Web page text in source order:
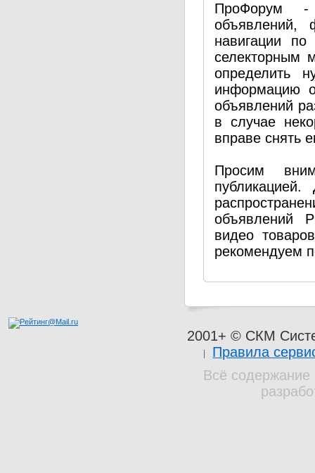
ПроФорум -
объявлений,
навигации по
селекторным
определить
информацию
объявлений
в случае
вправе снять
Просим
объявлений
видео
рекомендуем
2001+ © СКМ
Правила
Всё содержание